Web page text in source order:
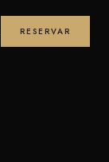
RESERVAR